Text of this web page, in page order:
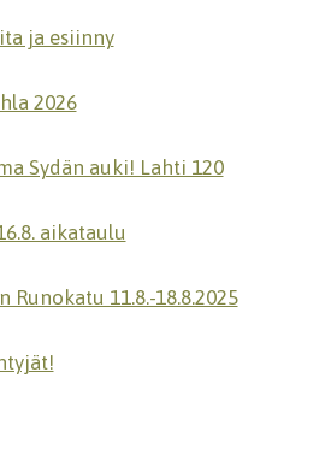
ja esiinny
2026
Sydän auki! Lahti 120
aikataulu
Runokatu 11.8.-18.8.2025